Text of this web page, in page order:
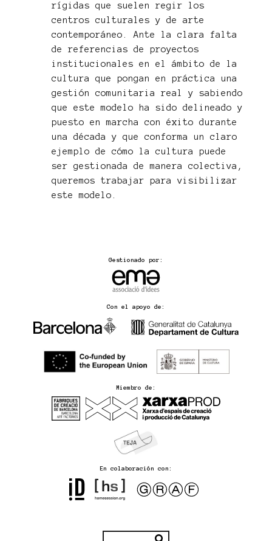
rígidas que suelen regir los
centros culturales y de arte
contemporáneo. Ante la clara falta
de referencias de proyectos
institucionales en el ámbito de la
cultura que pongan en práctica una
gestión comunitaria real y sabiendo
que este modelo ha sido delineado y
puesto en marcha con éxito durante
una década y que conforma un claro
ejemplo de cómo la cultura puede
ser gestionada de manera colectiva,
queremos trabajar para visibilizar
este modelo.
Gestionado por:
Con el apoyo de:
Miembro de:
En colaboración con: